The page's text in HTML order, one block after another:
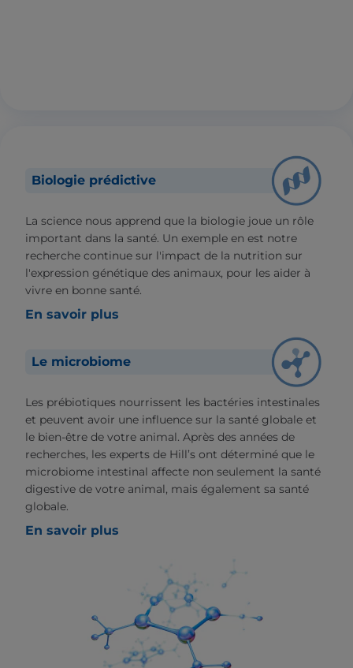
Biologie prédictive
La science nous apprend que la biologie joue un rôle
important dans la santé. Un exemple en est notre
recherche continue sur l'impact de la nutrition sur
l'expression génétique des animaux, pour les aider à
vivre en bonne santé.
En savoir plus
Le microbiome
Les prébiotiques nourrissent les bactéries intestinales
et peuvent avoir une influence sur la santé globale et
le bien-être de votre animal. Après des années de
recherches, les experts de Hill’s ont déterminé que le
microbiome intestinal affecte non seulement la santé
digestive de votre animal, mais également sa santé
globale.
En savoir plus